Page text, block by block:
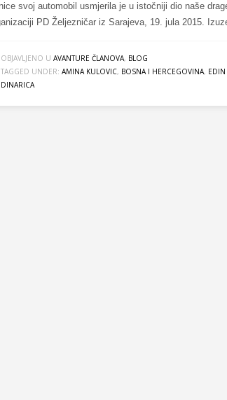
svoj automobil usmjerila je u istočniji dio naše
PD Željezničar iz Sarajeva, 19. jula 2015.
OBJAVLJENO U AVANTURE ČLANOVA, BLOG
TAGGED UNDER: AMINA KULOVIC, BOSNA I HERCEGOVINA,